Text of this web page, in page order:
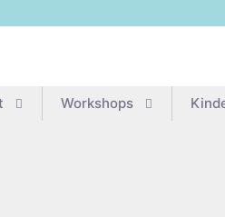
Work­shops